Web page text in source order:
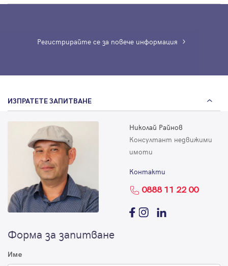
Регистрирайте се за повече информация
ИЗПРАТЕТЕ ЗАПИТВАНЕ
Николай Райнов
Консултант недвижими
имоти
Контакти
0888 11 22 00
Форма за запитване
Име